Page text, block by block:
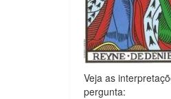
Veja as
pergunta: